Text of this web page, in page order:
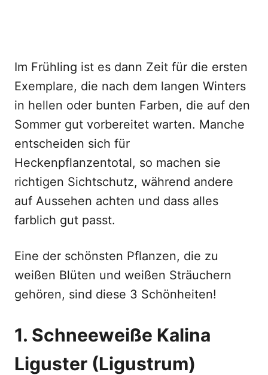
Im Frühling ist es dann Zeit für die ersten
Exemplare, die nach dem langen Winters
in hellen oder bunten Farben, die auf den
Sommer gut vorbereitet warten. Manche
entscheiden sich für
Heckenpflanzentotal, so machen sie
richtigen Sichtschutz, während andere
auf Aussehen achten und dass alles
farblich gut passt.
Eine der schönsten Pflanzen, die zu
weißen Blüten und weißen Sträuchern
gehören, sind diese 3 Schönheiten!
1. Schneeweiße Kalina
Liguster (Ligustrum)